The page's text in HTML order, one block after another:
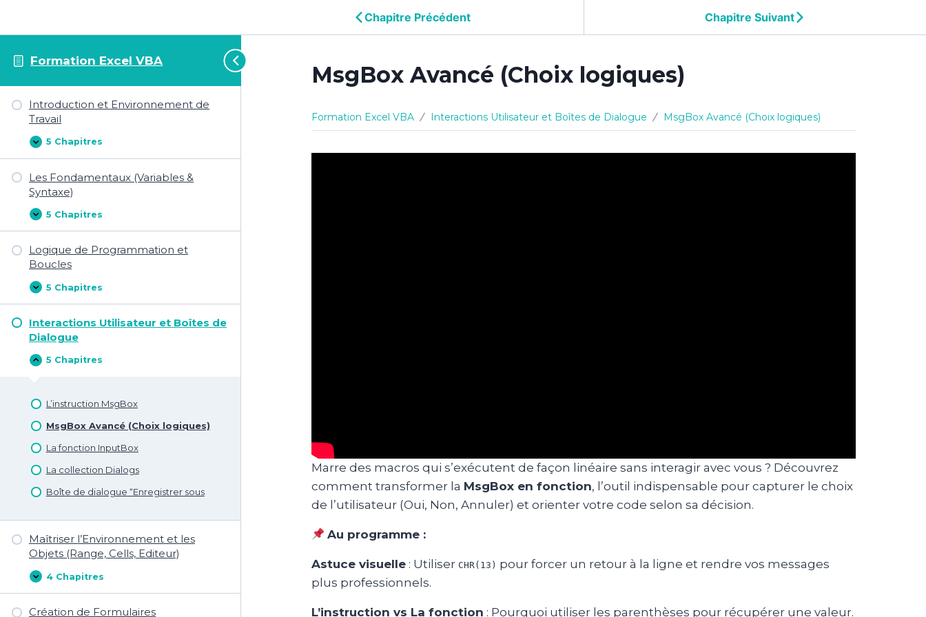
Formation Excel VBA
Introduction et Environnement de
Travail
Afficher
Introduction
et
de
Travail
5 Chapitres
Les Fondamentaux (Variables &
Syntaxe)
Afficher
Les
Fondamentaux
Syntaxe)
5 Chapitres
Logique de Programmation et
Boucles
Afficher
Logique
de
et
Boucles
5 Chapitres
Interactions Utilisateur et Boîtes de
Dialogue
Cacher
Interactions
de
5 Chapitres
L’instruction MsgBox
MsgBox Avancé (Choix logiques)
La fonction InputBox
La collection Dialogs
Boîte de dialogue “Enregistrer sous
Maîtriser l’Environnement et les
Objets (Range, Cells, Editeur)
Afficher
Maîtriser
l’Environnement
les
4 Chapitres
Création de Formulaires
Chapitre Précédent Chapitre Suivant
MsgBox Avancé (Choix logiques)
Formation Excel VBA Interactions Utilisateur et Boîtes de Dialogue MsgBox Avancé (Choix logiques)
Marre des macros qui s’exécutent de façon linéaire sans interagir avec vous ? Découvrez
comment transformer la MsgBox en fonction, l’outil indispensable pour capturer le choix
de l’utilisateur (Oui, Non, Annuler) et orienter votre code selon sa décision.
Au programme :
Astuce visuelle : Utiliser CHR(13) pour forcer un retour à la ligne et rendre vos messages
plus professionnels.
L’instruction vs La fonction : Pourquoi utiliser les parenthèses pour récupérer une valeur.